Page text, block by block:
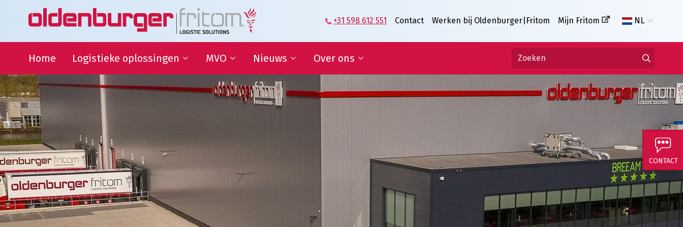
+31 598 612 551 Contact Werken bij Oldenburger|Fritom Mijn Fritom NL
Home Logistieke oplossingen
Transport
Warehousing
Supply Chain Management
Logistieke oplossingen
MVO
Duurzame
Ontwikkelingsdoelen
QHSE
Samenwerking onderwijs
Sportsponsoring en
partnerships
Goede doelen
Nieuws
Blog | Shaping the Future of
Logistics
Nieuwsbrief
In de media
Nieuws
Over ons
Directie en Management
Kennisorganisatie
Onze medewerkers
Partners over ons
Onze geschiedenis
Predicaat Hofleverancier
Awards Oldenburger|Fritom
Certificeringen
CONTACT